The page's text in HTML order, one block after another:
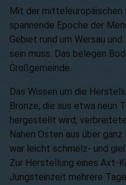
Mit der
spannende Epoche der
Gebiet rund um Wersau
sein muss. Das belegen
Großgemeinde.
Das Wissen um die
Bronze, die aus etwa neun
hergestellt wird,
Nahen Osten aus über
war leicht schmelz- und
Zur Herstellung eines Axt-
Jungsteinzeit mehrere